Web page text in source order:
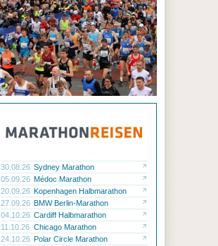
30.08.26 Sydney Marathon
05.09.26 Médoc Marathon
20.09.26 Kopenhagen Halbmarathon
27.09.26 BMW Berlin-Marathon
04.10.26 Cardiff Halbmarathon
11.10.26 Chicago Marathon
24.10.26 Polar Circle Marathon